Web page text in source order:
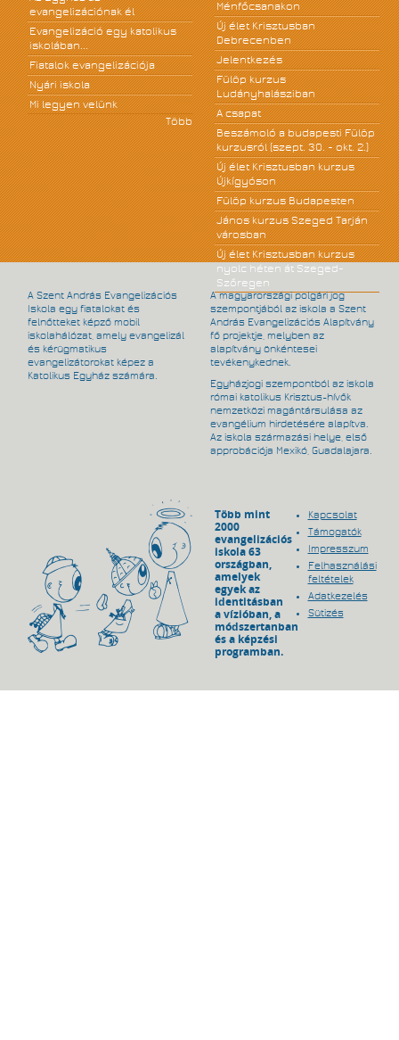
evangelizációnak él
Evangelizáció egy katolikus
iskolában...
Fiatalok evangelizációja
Nyári iskola
Mi legyen velünk
Több
Ménfőcsanakon
Új élet Krisztusban
Debrecenben
Jelentkezés
Fülöp kurzus
Ludányhalásziban
A csapat
Beszámoló a budapesti Fülöp
kurzusról (szept. 30. - okt. 2.)
Új élet Krisztusban kurzus
Újkígyóson
Fülöp kurzus Budapesten
János kurzus Szeged Tarján
városban
Új élet Krisztusban kurzus
nyolc héten át Szeged-
Szőregen
A Szent András Evangelizációs
Iskola egy fiatalokat és
felnőtteket képző mobil
iskolahálózat, amely evangelizál
és kérügmatikus
evangelizátorokat képez a
Katolikus Egyház számára.
A magyarországi polgári jog
szempontjából az iskola a Szent
András Evangelizációs Alapítvány
fő projektje, melyben az
alapítvány önkéntesei
tevékenykednek.
Egyházjogi szempontból az iskola
római katolikus Krisztus-hívők
nemzetközi magántársulása az
evangélium hirdetésére alapítva.
Az iskola származási helye, első
approbációja Mexikó, Guadalajara.
Több mint
2000
evangelizációs
iskola 63
országban,
amelyek
egyek az
identitásban
a vízióban, a
módszertanban
és a képzési
programban.
Kapcsolat
Támogatók
Impresszum
Felhasználási
feltételek
Adatkezelés
Sütizés